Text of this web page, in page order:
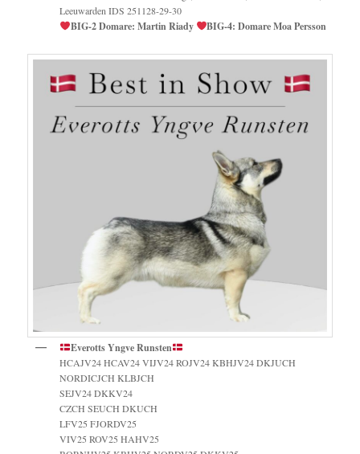
Leeuwarden IDS 251128-29-30
BIG-2 Domare: Martin Riady BIG-4: Domare Moa Persson
Everotts Yngve Runsten
HCAJV24 HCAV24 VIJV24 ROJV24 KBHJV24 DKJUCH
NORDICJCH KLBJCH
SEJV24 DKKV24
CZCH SEUCH DKUCH
LFV25 FJORDV25
VIV25 ROV25 HAHV25